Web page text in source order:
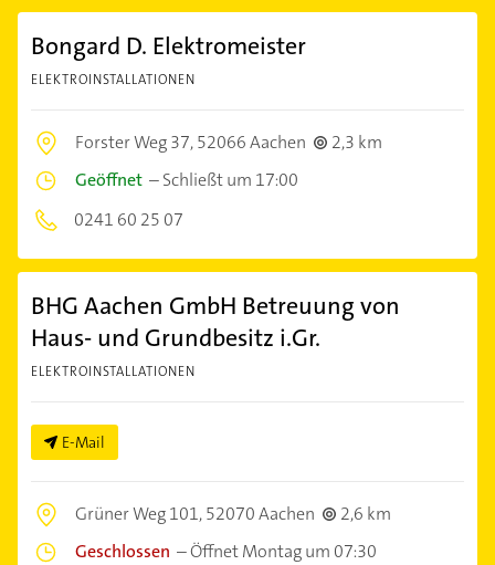
Bongard D. Elektromeister
ELEKTROINSTALLATIONEN
Forster Weg 37,52066 Aachen
2,3 km
Geöffnet –Schließt um 17:00
0241 60 25 07
BHG Aachen GmbH Betreuung von
Haus- und Grundbesitz i.Gr.
ELEKTROINSTALLATIONEN
E-Mail
Grüner Weg 101,52070 Aachen
2,6 km
Geschlossen –Öffnet Montag um 07:30